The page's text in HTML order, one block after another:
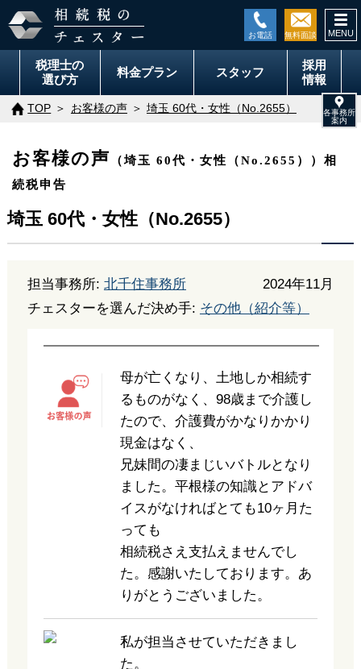
税理士の
選び方
料金プラン スタッフ
採用
情報
TOP お客様の声 埼玉 60代・女性（No.2655）
お客様の声
（埼玉 60代・女性（No.2655））相
続税申告
埼玉 60代・女性（No.2655）
担当事務所: 北千住事務所
2024年11月
チェスターを選んだ決め手: その他（紹介等）
母が亡くなり、土地しか相続す
るものがなく、98歳まで介護し
たので、介護費がかなりかかり
現金はなく、
兄妹間の凄まじいバトルとなり
ました。平根様の知識とアドバ
イスがなければとても10ヶ月た
っても
相続税さえ支払えませんでし
た。感謝いたしております。あ
りがとうございました。
私が担当させていただきまし
た。